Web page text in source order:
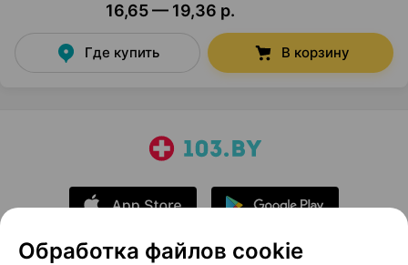
16,65 — 19,36 р.
Где купить В корзину
Обработка файлов cookie